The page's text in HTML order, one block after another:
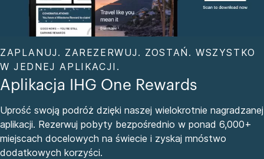
ZAPLANUJ. ZAREZERWUJ. ZOSTAŃ. WSZYSTKO
W JEDNEJ APLIKACJI.
Aplikacja IHG One Rewards
Uprość swoją podróż dzięki naszej wielokrotnie nagradzanej
aplikacji. Rezerwuj pobyty bezpośrednio w ponad 6,000+
miejscach docelowych na świecie i zyskaj mnóstwo
dodatkowych korzyści.